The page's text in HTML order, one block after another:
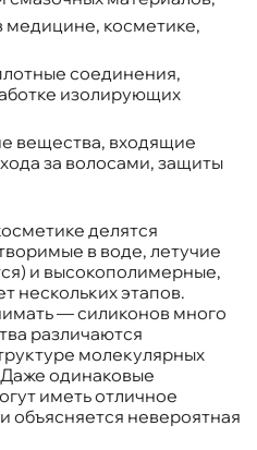
косметике,
соединения,
изолирующих
вещества, входящие
за волосами, защиты
делятся
в воде, летучие
и высокополимерные,
нескольких этапов.
— силиконов много
различаются
молекулярных
одинаковые
иметь отличное
объясняется невероятная